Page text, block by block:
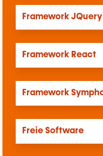
Framework JQuery
Framework React
Framework
Freie Software